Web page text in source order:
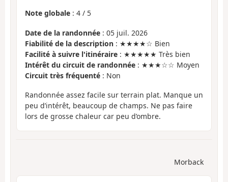
Note globale : 4 / 5
Date de la randonnée : 05 juil. 2026
Fiabilité de la description : ★★★★☆ Bien
Facilité à suivre l'itinéraire : ★★★★★ Très bien
Intérêt du circuit de randonnée : ★★★☆☆ Moyen
Circuit très fréquenté : Non
Randonnée assez facile sur terrain plat. Manque un
peu d’intérêt, beaucoup de champs. Ne pas faire
lors de grosse chaleur car peu d’ombre.
Morback